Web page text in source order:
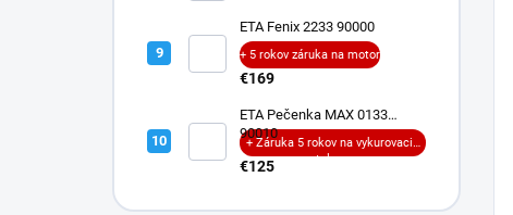
ETA Fenix 2233 90000
+ 5 rokov záruka na motor
€169
ETA Pečenka MAX 0133
90010
+ Záruka 5 rokov na vykurovacie
teleso
€125